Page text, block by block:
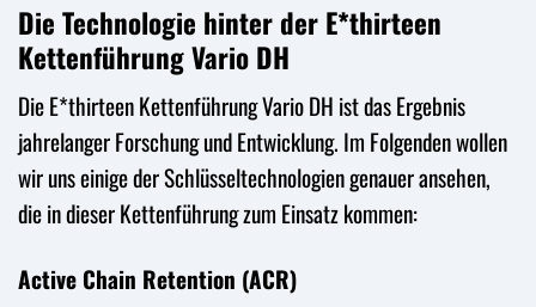
Die Technologie hinter der E*thirteen
Kettenführung Vario DH
Die E*thirteen Kettenführung Vario DH ist das Ergebnis
jahrelanger Forschung und Entwicklung. Im Folgenden wollen
wir uns einige der Schlüsseltechnologien genauer ansehen,
die in dieser Kettenführung zum Einsatz kommen:
Active Chain Retention (ACR)